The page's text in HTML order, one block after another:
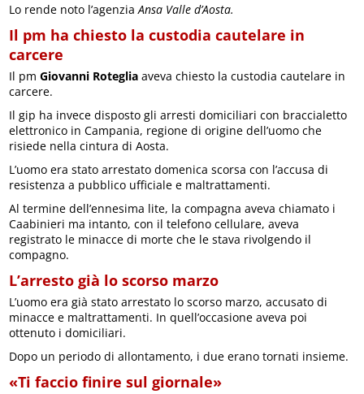
Lo rende noto l’agenziaAnsa Valle d’Aosta.
Il pm ha chiesto la custodia cautelare in
carcere
Il pmGiovanni Roteglia aveva chiesto la custodia cautelare in
carcere.
Il gip ha invece disposto gli arresti domiciliari con braccialetto
elettronico in Campania, regione di origine dell’uomo che
risiede nella cintura di Aosta.
L’uomo era stato arrestato domenica scorsa con l’accusa di
resistenza a pubblico ufficiale e maltrattamenti.
Al termine dell’ennesima lite, la compagna aveva chiamato i
Caabinieri ma intanto, con il telefono cellulare, aveva
registrato le minacce di morte che le stava rivolgendo il
compagno.
L’arresto già lo scorso marzo
L’uomo era già stato arrestato lo scorso marzo, accusato di
minacce e maltrattamenti. In quell’occasione aveva poi
ottenuto i domiciliari.
Dopo un periodo di allontamento, i due erano tornati insieme.
«Ti faccio finire sul giornale»